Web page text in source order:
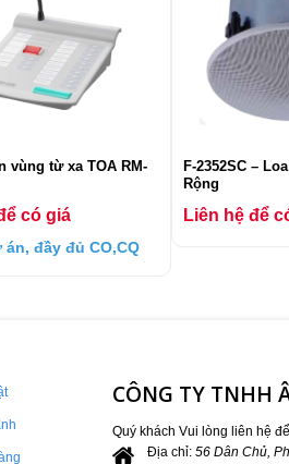
vùng từ xa TOA RM-
có giá
đầy đủ CO,CQ
F-2352SC –
Rộng
Liên hệ để
CÔNG TY TNHH
Quý khách Vui lòng liên hệ
Địa chỉ: 56 Dân Chủ,